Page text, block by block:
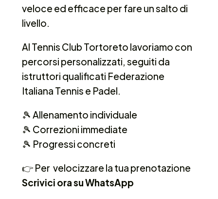
veloce ed efficace per fare un salto di
livello.
Al Tennis Club Tortoreto lavoriamo con
percorsi personalizzati, seguiti da
istruttori qualificati Federazione
Italiana Tennis e Padel.
🎾 Allenamento individuale
🎾 Correzioni immediate
🎾 Progressi concreti
👉 Per velocizzare la tua prenotazione
Scrivici ora su WhatsApp